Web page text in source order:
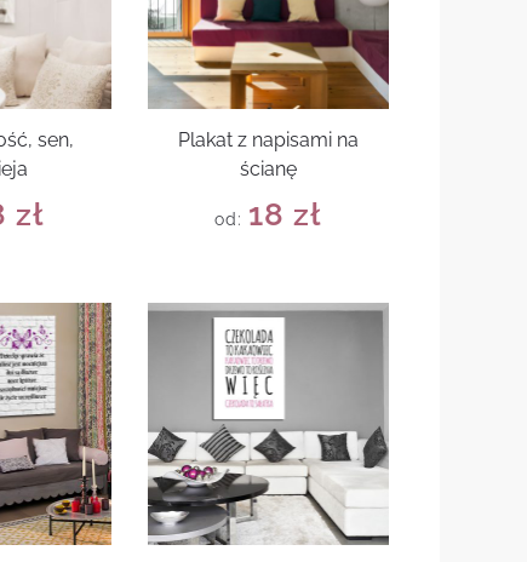
sen,
zł
Plakat z napisami na
ścianę
od: 18zł